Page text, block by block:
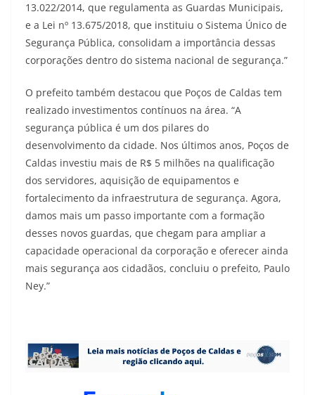
13.022/2014, que regulamenta as Guardas Municipais,
e a Lei nº 13.675/2018, que instituiu o Sistema Único de
Segurança Pública, consolidam a importância dessas
corporações dentro do sistema nacional de segurança.”
O prefeito também destacou que Poços de Caldas tem
realizado investimentos contínuos na área. “A
segurança pública é um dos pilares do
desenvolvimento da cidade. Nos últimos anos, Poços de
Caldas investiu mais de R$ 5 milhões na qualificação
dos servidores, aquisição de equipamentos e
fortalecimento da infraestrutura de segurança. Agora,
damos mais um passo importante com a formação
desses novos guardas, que chegam para ampliar a
capacidade operacional da corporação e oferecer ainda
mais segurança aos cidadãos, concluiu o prefeito, Paulo
Ney.”